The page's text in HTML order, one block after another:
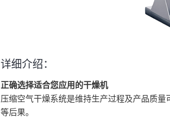
详细介绍：
正确选择适合您应用的干燥机
压缩空气干燥系统是维持生产过程及产品质
等后果。